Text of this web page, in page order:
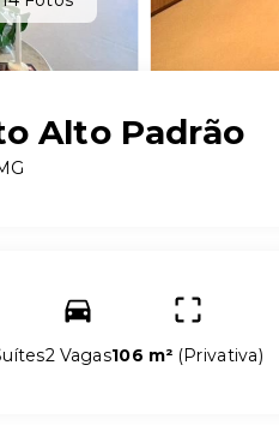
Alto Padrão
2 Vagas106 m² (Privativa)